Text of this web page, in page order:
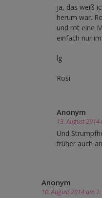
ja, das weiß
herum war.
und rot eine
einfach nur
lg
Rosi
Anonym
13. August
Und
früher auch an
Anonym
10. August 2014 um